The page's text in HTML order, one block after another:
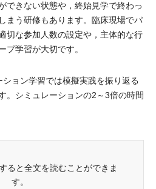
できない状態や，終始見学で終わっ
まう研修もあります。臨床現場でパ
切な参加人数の設定や，主体的な行
プ学習が大切です。
ョン学習では模擬実践を振り返る
。シミュレーションの2～3倍の時間
ると全文を読むことができま
す。